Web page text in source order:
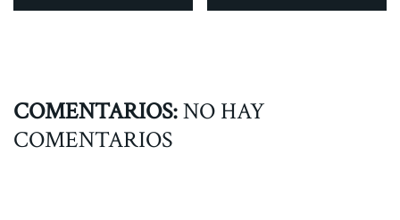
COMENTARIOS:NO HAY
COMENTARIOS